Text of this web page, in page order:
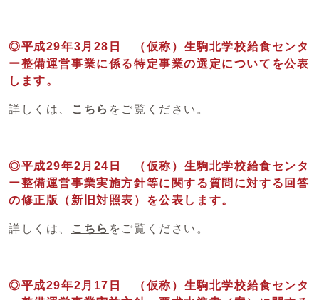
◎平成29年3月28日 （仮称）生駒北学校給食センタ
ー整備運営事業に係る特定事業の選定についてを公表
します。
詳しくは、 こちら をご覧ください。
◎平成29年2月24日 （仮称）生駒北学校給食センタ
ー整備運営事業実施方針等に関する質問に対する回答
の修正版（新旧対照表）を公表します。
詳しくは、 こちら をご覧ください。
◎平成29年2月17日 （仮称）生駒北学校給食センタ